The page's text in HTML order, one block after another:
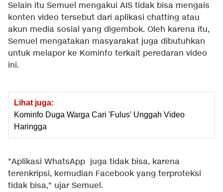
Selain itu Semuel mengakui AIS tidak bisa mengais
konten video tersebut dari aplikasi chatting atau
akun media sosial yang digembok. Oleh karena itu,
Semuel mengatakan masyarakat juga dibutuhkan
untuk melapor ke Kominfo terkait peredaran video
ini.
Lihat juga:
Kominfo Duga Warga Cari 'Fulus' Unggah Video
Haringga
"Aplikasi WhatsApp juga tidak bisa, karena
terenkripsi, kemudian Facebook yang terproteksi
tidak bisa," ujar Semuel.